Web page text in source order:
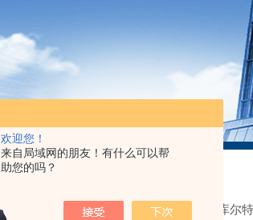
欢迎您！
来自局域网的朋友！有什么可以帮
助您的吗？
首页> 产品中心> 贝克曼库尔